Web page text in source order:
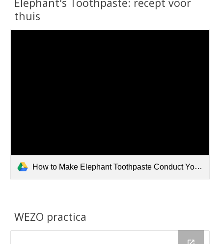
thuis
How to Make Elephant Toothpaste Conduct Your Own Experiment.mp4
WEZO practica